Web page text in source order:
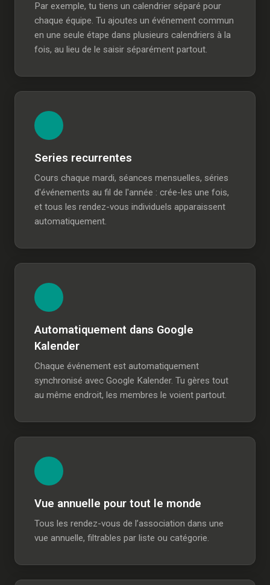
Par exemple, tu tiens un calendrier séparé pour
chaque équipe. Tu ajoutes un événement commun
en une seule étape dans plusieurs calendriers à la
fois, au lieu de le saisir séparément partout.
Series recurrentes
Cours chaque mardi, séances mensuelles, séries
d'événements au fil de l'année : crée-les une fois,
et tous les rendez-vous individuels apparaissent
automatiquement.
Automatiquement dans Google
Kalender
Chaque événement est automatiquement
synchronisé avec Google Kalender. Tu gères tout
au même endroit, les membres le voient partout.
Vue annuelle pour tout le monde
Tous les rendez-vous de l’association dans une
vue annuelle, filtrables par liste ou catégorie.